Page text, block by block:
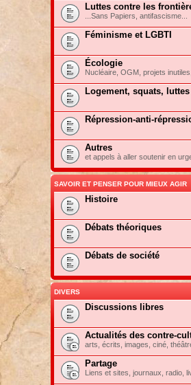
Luttes contre les
...Sans Papiers, antifascisme...
Féminisme et LGBTI
Écologie
Nucléaire, OGM, projets inutiles,
Logement, squats,
Répression-anti-
Autres
et appels à aller soutenir en
SAVOIR ET PENSER POUR MIEUX AGIR
Histoire
Débats théoriques
Débats de société
DIVERS
Discussions libres
Actualités des contre-
arts, écrits, images, ciné,
Partage
Liens et sites, journaux, radio,